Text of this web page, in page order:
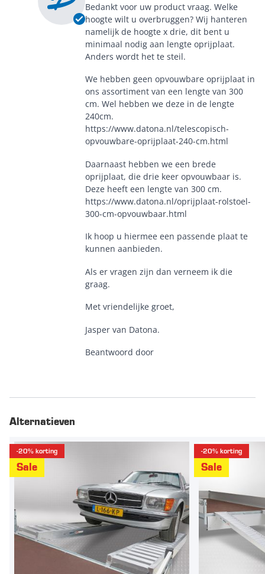
Bedankt voor uw product vraag. Welke
hoogte wilt u overbruggen? Wij hanteren
namelijk de hoogte x drie, dit bent u
minimaal nodig aan lengte oprijplaat.
Anders wordt het te steil.
We hebben geen opvouwbare oprijplaat in
ons assortiment van een lengte van 300
cm. Wel hebben we deze in de lengte
240cm.
https://www.datona.nl/telescopisch-
opvouwbare-oprijplaat-240-cm.html
Daarnaast hebben we een brede
oprijplaat, die drie keer opvouwbaar is.
Deze heeft een lengte van 300 cm.
https://www.datona.nl/oprijplaat-rolstoel-
300-cm-opvouwbaar.html
Ik hoop u hiermee een passende plaat te
kunnen aanbieden.
Als er vragen zijn dan verneem ik die
graag.
Met vriendelijke groet,
Jasper van Datona.
Beantwoord door
Alternatieven
-20% korting
Sale
-20% korting
Sale